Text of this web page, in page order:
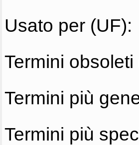
Usato per (UF):
Termini obsoleti
Termini più
Termini più